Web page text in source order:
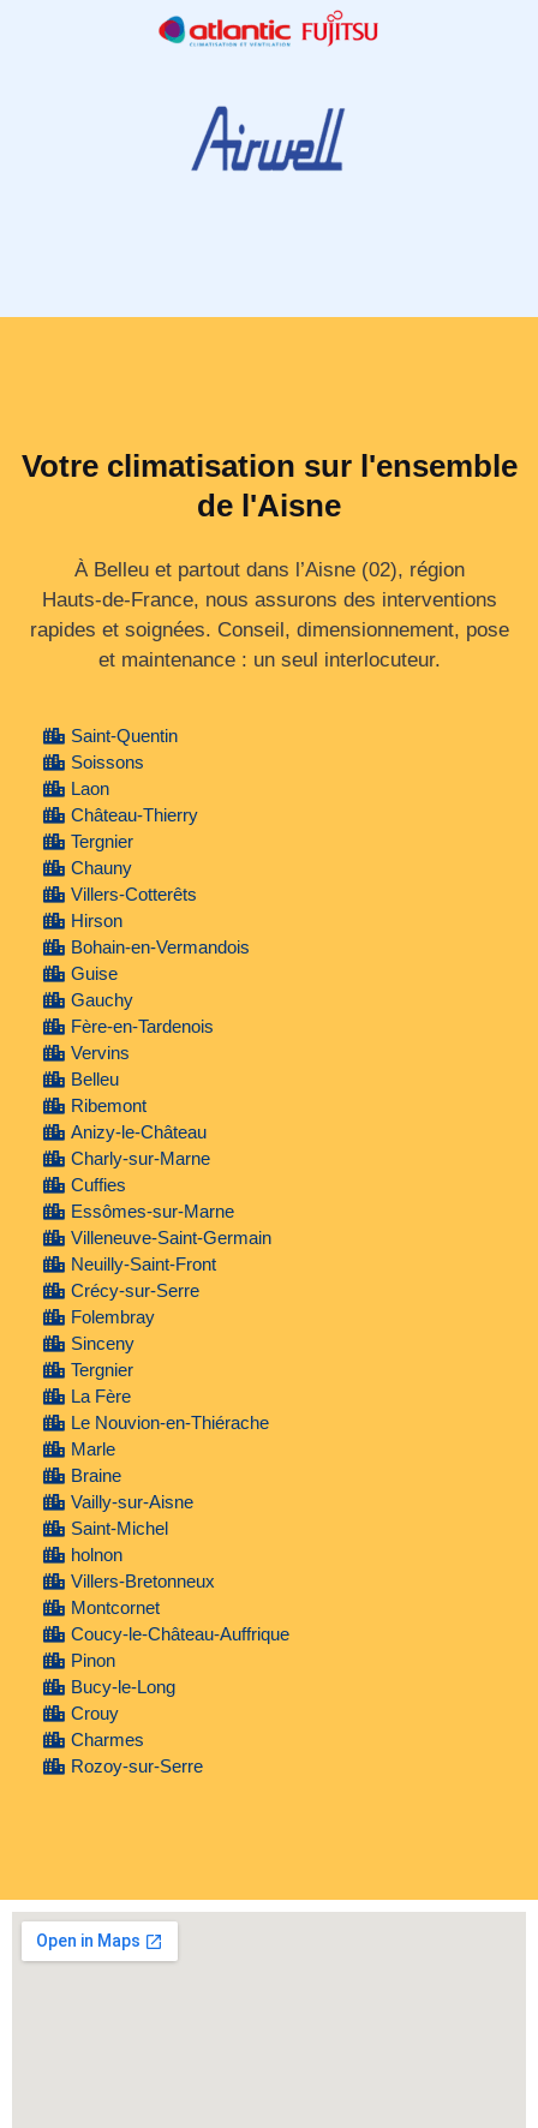
Votre climatisation sur l'ensemble
de l'Aisne
À Belleu et partout dans l’Aisne (02), région
Hauts‑de‑France, nous assurons des interventions
rapides et soignées. Conseil, dimensionnement, pose
et maintenance : un seul interlocuteur.
Saint-Quentin
Soissons
Laon
Château-Thierry
Tergnier
Chauny
Villers-Cotterêts
Hirson
Bohain-en-Vermandois
Guise
Gauchy
Fère-en-Tardenois
Vervins
Belleu
Ribemont
Anizy-le-Château
Charly-sur-Marne
Cuffies
Essômes-sur-Marne
Villeneuve-Saint-Germain
Neuilly-Saint-Front
Crécy-sur-Serre
Folembray
Sinceny
Tergnier
La Fère
Le Nouvion-en-Thiérache
Marle
Braine
Vailly-sur-Aisne
Saint-Michel
holnon
Villers-Bretonneux
Montcornet
Coucy-le-Château-Auffrique
Pinon
Bucy-le-Long
Crouy
Charmes
Rozoy-sur-Serre